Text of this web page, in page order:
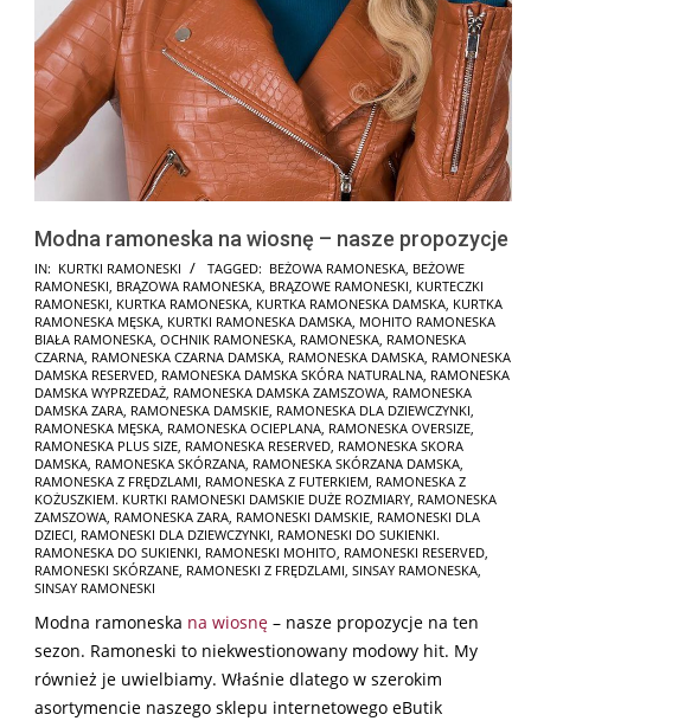
Modna ramoneska na wiosnę – nasze propozycje
2025-
01-
30
IN: KURTKI RAMONESKI TAGGED: BEŻOWA RAMONESKA, BEŻOWE
RAMONESKI, BRĄZOWA RAMONESKA, BRĄZOWE RAMONESKI, KURTECZKI
RAMONESKI, KURTKA RAMONESKA, KURTKA RAMONESKA DAMSKA, KURTKA
RAMONESKA MĘSKA, KURTKI RAMONESKA DAMSKA, MOHITO RAMONESKA
BIAŁA RAMONESKA, OCHNIK RAMONESKA, RAMONESKA, RAMONESKA
CZARNA, RAMONESKA CZARNA DAMSKA, RAMONESKA DAMSKA, RAMONESKA
DAMSKA RESERVED, RAMONESKA DAMSKA SKÓRA NATURALNA, RAMONESKA
DAMSKA WYPRZEDAŻ, RAMONESKA DAMSKA ZAMSZOWA, RAMONESKA
DAMSKA ZARA, RAMONESKA DAMSKIE, RAMONESKA DLA DZIEWCZYNKI,
RAMONESKA MĘSKA, RAMONESKA OCIEPLANA, RAMONESKA OVERSIZE,
RAMONESKA PLUS SIZE, RAMONESKA RESERVED, RAMONESKA SKORA
DAMSKA, RAMONESKA SKÓRZANA, RAMONESKA SKÓRZANA DAMSKA,
RAMONESKA Z FRĘDZLAMI, RAMONESKA Z FUTERKIEM, RAMONESKA Z
KOŻUSZKIEM. KURTKI RAMONESKI DAMSKIE DUŻE ROZMIARY, RAMONESKA
ZAMSZOWA, RAMONESKA ZARA, RAMONESKI DAMSKIE, RAMONESKI DLA
DZIECI, RAMONESKI DLA DZIEWCZYNKI, RAMONESKI DO SUKIENKI.
RAMONESKA DO SUKIENKI, RAMONESKI MOHITO, RAMONESKI RESERVED,
RAMONESKI SKÓRZANE, RAMONESKI Z FRĘDZLAMI, SINSAY RAMONESKA,
SINSAY RAMONESKI
Modna ramoneska na wiosnę – nasze propozycje na ten
sezon. Ramoneski to niekwestionowany modowy hit. My
również je uwielbiamy. Właśnie dlatego w szerokim
asortymencie naszego sklepu internetowego eButik